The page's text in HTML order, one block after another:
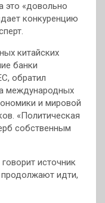
это «довольно
конкуренцию
китайских
банки
обратил
международных
и мировой
«Политическая
собственным
источник
продолжают идти,